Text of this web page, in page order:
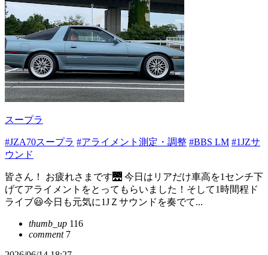
スープラ
#JZA70スープラ #アライメント測定・調整 #BBS LM #1JZサ
ウンド
皆さん！ お疲れさまです🌉 今日はリアだけ車高を1センチ下
げてアライメントをとってもらいました！そして1時間程ド
ライブ😃今日も元気に1JＺサウンドを奏でて...
thumb_up 116
comment7